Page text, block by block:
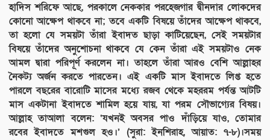
হাদিস শরিফে আছে, পরকালে নেককার পরহেজগার দ্বীনদার লোকদের
কোনো আক্ষেপ থাকবে না; তবে একটি বিষয়ে তাঁদের আক্ষেপ থাকবে,
তা হলো যে সময়টা তাঁরা ইবাদত ছাড়া কাটিয়েছেন, সেই সময়টার
বিষয়ে তাঁদের অনুশোচনা থাকবে যে কেন তাঁরা এই সময়টাও নেক
আমল দ্বারা পরিপূর্ণ করলেন না। তাহলে তাঁরা আরও বেশি আল্লাহর
নৈকট্য অর্জন করতে পারতেন। এই একটি মাস ইবাদতে লিপ্ত হতে
পারলে বছরের বারোটি মাসের মধ্যে রজব থেকে মহররম পর্যন্ত আটটি
মাস একটানা ইবাদতে শামিল হয়ে যায়, যা পরম সৌভাগ্যের বিষয়।
আল্লাহ তাআলা বলেন: ‘যখনই অবসর পাও দাঁড়িয়ে যাও, তোমার
রবের ইবাদতে মশগুল হও।’ (সুরা: ইনশিরাহ, আয়াত: ৭-৮)।সময়